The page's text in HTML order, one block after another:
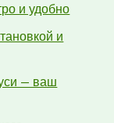
и удобно
и
— ваш